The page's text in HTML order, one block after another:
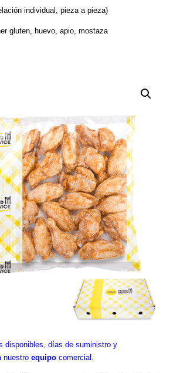
individual, pieza a pieza)
gluten, huevo, apio, mostaza
disponibles, días de suministro y
nuestro equipo comercial.